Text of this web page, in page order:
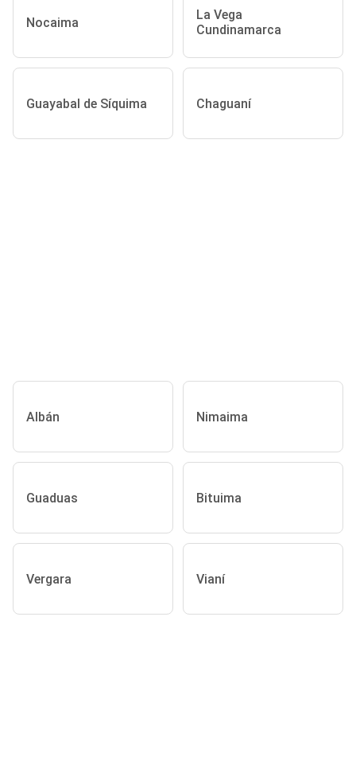
Nocaima
La Vega
Cundinamarca
Guayabal de Síquima Chaguaní
Albán Nimaima
Guaduas Bituima
Vergara Vianí